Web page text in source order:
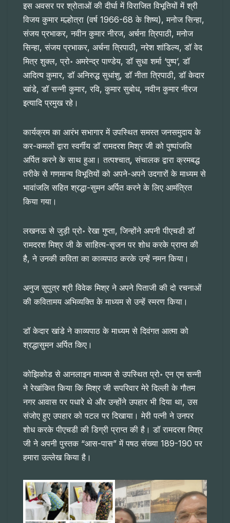
इस अवसर पर श्रोताओं की दीर्घा में विराजित विभूतियों में श्री
विजय कुमार मल्होत्रा (वर्ष 1966-68 के शिष्य), मनोज सिन्हा,
संजय प्रभाकर, नवीन कुमार नीरज, अर्चना त्रिपाठी, मनोज
सिन्हा, संजय प्रभाकर, अर्चना त्रिपाठी, नरेश शांडिल्य, डॉ वेद
मित्र शुक्ल, प्रो॰ अमरेन्द्र पाण्डेय, डॉ सुधा शर्मा ‘पुष्प’, डॉ
आदित्य कुमार, डॉ अनिरुद्ध सुधांशु, डॉ नीता त्रिपाठी, डॉ केदार
खांडे, डॉ सन्नी कुमार, रवि, कुमार सुबोध, नवीन कुमार नीरज
इत्यादि प्रमुख रहे।
कार्यक्रम का आरंभ सभागार में उपस्थित समस्त जनसमुदाय के
कर-कमलों द्वारा स्वर्गीय डॉ रामदरश मिश्र जी को पुष्पांजलि
अर्पित करने के साथ हुआ। तत्पश्चात्, संचालक द्वारा क्रमबद्ध
तरीके से गणमान्य विभूतियों को अपने-अपने उदगारों के माध्यम से
भावांजलि सहित श्रद्धा-सुमन अर्पित करने के लिए आमंत्रित
किया गया।
लखनऊ से जुड़ी प्रो॰ रेखा गुप्ता, जिन्होंने अपनी पीएचडी डॉ
रामदरश मिश्र जी के साहित्य-सृजन पर शोध करके प्राप्त की
है, ने उनकी कविता का काव्यपाठ करके उन्हें नमन किया।
अनुज सुपुत्र श्री विवेक मिश्र ने अपने पिताजी की दो रचनाओं
की कवितामय अभिव्यक्ति के माध्यम से उन्हें स्मरण किया।
डॉ केदार खांडे ने काव्यपाठ के माध्यम से दिवंगत आत्मा को
श्रद्धासुमन अर्पित किए।
कोझिकोड से आनलाइन माध्यम से उपस्थित प्रो॰ एन एम सन्नी
ने रेखांकित किया कि मिश्र जी सपरिवार मेरे दिल्ली के गौतम
नगर आवास पर पधारे थे और उन्होंने उपहार भी दिया था, उस
संजोए हुए उपहार को पटल पर दिखाया। मेरी पत्नी ने उनपर
शोध करके पीएचडी की डिग्री प्राप्त की है। डॉ रामदरश मिश्र
जी ने अपनी पुस्तक “आस-पास” में पषठ संख्या 189-190 पर
हमारा उल्लेख किया है।